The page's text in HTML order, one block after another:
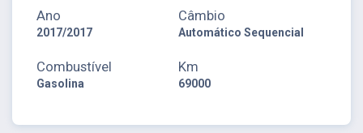
Ano
2017/2017
Câmbio
Automático Sequencial
Combustível
Gasolina
Km
69000